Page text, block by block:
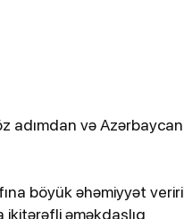
adımdan və Azərbaycan
böyük əhəmiyyət
ikitərəfli əməkdaşlıq